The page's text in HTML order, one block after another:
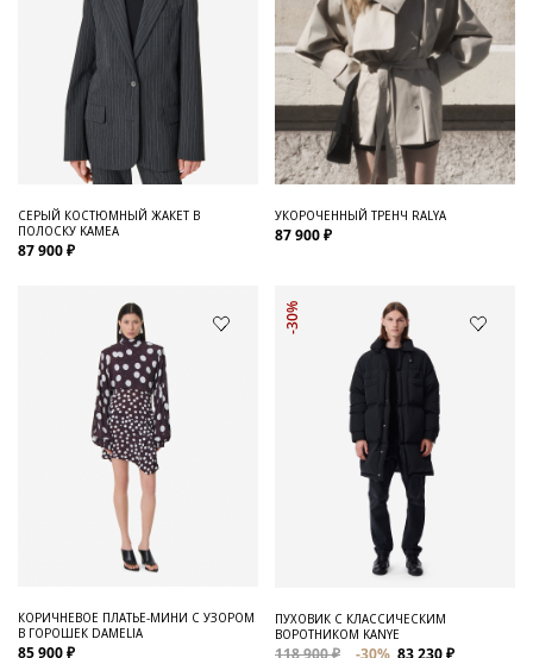
СЕРЫЙ КОСТЮМНЫЙ ЖАКЕТ В
ПОЛОСКУ KAMEA
87 900 ₽
УКОРОЧЕННЫЙ ТРЕНЧ RALYA
87 900 ₽
КОРИЧНЕВОЕ ПЛАТЬЕ-МИНИ С УЗОРОМ
В ГОРОШЕК DAMELIA
85 900 ₽
-30%
ПУХОВИК С КЛАССИЧЕСКИМ
ВОРОТНИКОМ KANYE
118 900 ₽ -30% 83 230 ₽